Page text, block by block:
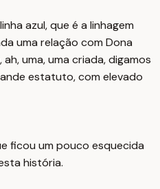
azul, que é a linhagem
uma relação com Dona
uma, uma criada, digamos
estatuto, com elevado
ficou um pouco esquecida
história.